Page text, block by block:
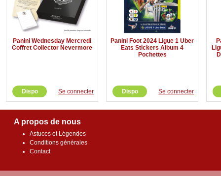
Panini Wednesday Mercredi
Coffret Collector Nevermore
Dispo Se connecter
Panini Foot 2024 Ligue 1 Uber
Eats Stickers Album 4
Pochettes
Dispo Se connecter
A propos de nous
Astuces et Légendes
Conditions générales
Contact